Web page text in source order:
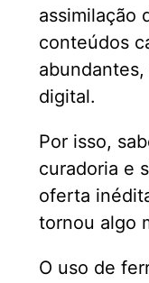
assimilação
conteúdos
digital.
Por isso,
curadoria e
oferta
tornou algo
O uso de